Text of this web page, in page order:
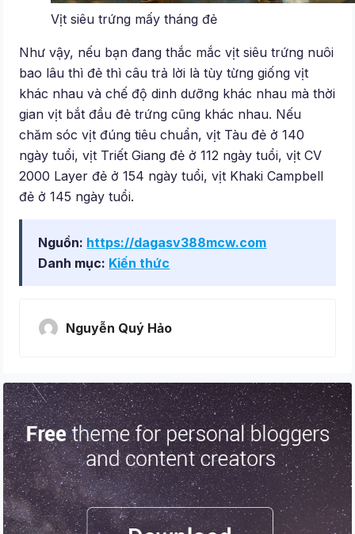
Vịt siêu trứng mấy tháng đẻ
Như vậy, nếu bạn đang thắc mắc vịt siêu trứng nuôi
bao lâu thì đẻ thì câu trả lời là tùy từng giống vịt
khác nhau và chế độ dinh dưỡng khác nhau mà thời
gian vịt bắt đầu đẻ trứng cũng khác nhau. Nếu
chăm sóc vịt đúng tiêu chuẩn, vịt Tàu đẻ ở 140
ngày tuổi, vịt Triết Giang đẻ ở 112 ngày tuổi, vịt CV
2000 Layer đẻ ở 154 ngày tuổi, vịt Khaki Campbell
đẻ ở 145 ngày tuổi.
Nguồn: https://dagasv388mcw.com
Danh mục: Kiến thức
Nguyễn Quý Hảo